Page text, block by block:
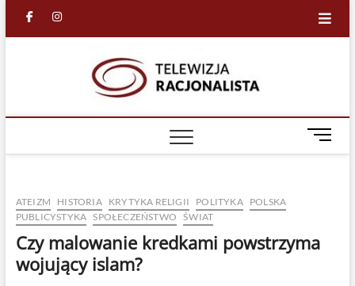
facebook
in
M
e
t
ATEIZM HISTORIA KRYTYKA RELIGII POLITYKA
POLSKA
PUBLICYSTYKA SPOŁECZEŃSTWO ŚWIAT
Czy malowanie kredkami powstrzyma
wojujący islam?